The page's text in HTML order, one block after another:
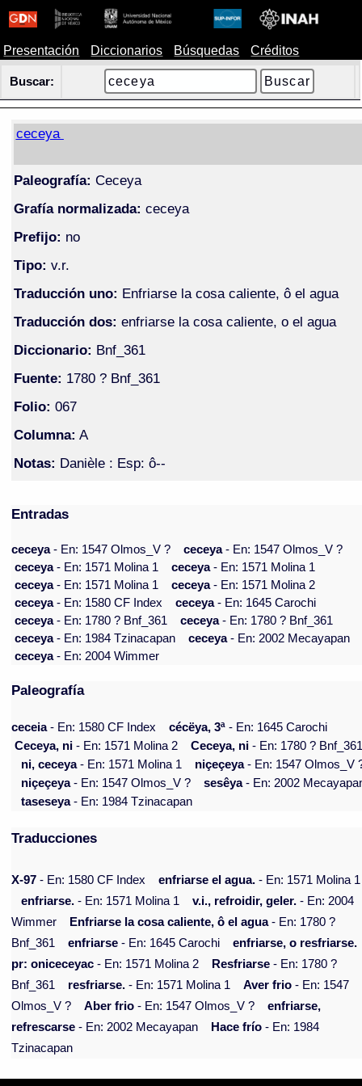
Presentación Diccionarios Búsquedas Créditos
Buscar:
ceceya
Paleografía: Ceceya
Grafía normalizada: ceceya
Prefijo: no
Tipo: v.r.
Traducción uno: Enfriarse la cosa caliente, ô el agua
Traducción dos: enfriarse la cosa caliente, o el agua
Diccionario: Bnf_361
Fuente: 1780 ? Bnf_361
Folio: 067
Columna: A
Notas: Danièle : Esp: ô--
Entradas
ceceya- En: 1547 Olmos_V ? ceceya- En: 1547 Olmos_V ?
ceceya- En: 1571 Molina 1 ceceya- En: 1571 Molina 1
ceceya- En: 1571 Molina 1 ceceya- En: 1571 Molina 2
ceceya- En: 1580 CF Index ceceya- En: 1645 Carochi
ceceya- En: 1780 ? Bnf_361 ceceya- En: 1780 ? Bnf_361
ceceya- En: 1984 Tzinacapan ceceya- En: 2002 Mecayapan
ceceya- En: 2004 Wimmer
Paleografía
ceceia- En: 1580 CF Index cécëya, 3ª - En: 1645 Carochi
Ceceya, ni - En: 1571 Molina 2 Ceceya, ni - En: 1780 ?
ni, ceceya- En: 1571 Molina 1 niçeçeya- En: 1547 Olmos_V
niçeçeya- En: 1547 Olmos_V ? sesêya- En: 2002
taseseya- En: 1984 Tzinacapan
Traducciones
X-97 - En: 1580 CF Index enfriarse el agua. - En: 1571 Molina 1
enfriarse. - En: 1571 Molina 1 v.i., refroidir, geler. - En: 2004
Wimmer
Enfriarse la cosa caliente, ô el agua- En: 1780 ?
Bnf_361
enfriarse - En: 1645 Carochi
enfriarse, o resfriarse.
pr: oniceceyac - En: 1571 Molina 2 Resfriarse - En: 1780 ?
Bnf_361
resfriarse. - En: 1571 Molina 1 Aver frio - En: 1547
Olmos_V ?
Aber frio - En: 1547 Olmos_V ?
enfriarse,
refrescarse - En: 2002 Mecayapan Hace frío - En: 1984
Tzinacapan